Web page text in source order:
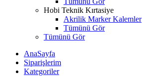
Hobi Teknik Kırtasiye
Akrilik Marker Kalemler
Tümünü Gör
Tümünü Gör
AnaSayfa
Siparişlerim
Kategoriler